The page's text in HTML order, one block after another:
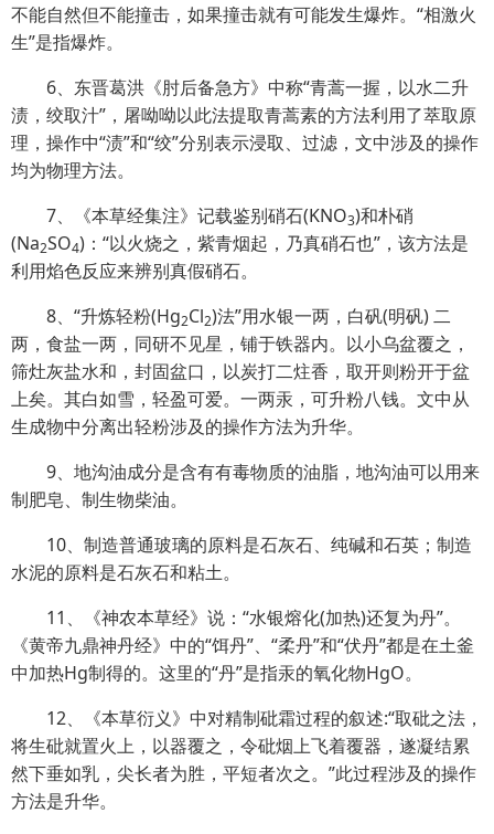
不能自然但不能撞击，如果撞击就有可能发生爆炸。“相激火
生”是指爆炸。
6、东晋葛洪《肘后备急方》中称“青蒿一握，以水二升
渍，绞取汁”，屠呦呦以此法提取青蒿素的方法利用了萃取原
理，操作中“渍”和“绞”分别表示浸取、过滤，文中涉及的操作
均为物理方法。
7、《本草经集注》记载鉴别硝石(KNO3)和朴硝
(Na2SO4)：“以火烧之，紫青烟起，乃真硝石也”，该方法是
利用焰色反应来辨别真假硝石。
8、“升炼轻粉(Hg2Cl2)法”用水银一两，白矾(明矾) 二
两，食盐一两，同研不见星，铺于铁器内。以小乌盆覆之，
筛灶灰盐水和，封固盆口，以炭打二炷香，取开则粉开于盆
上矣。其白如雪，轻盈可爱。一两汞，可升粉八钱。文中从
生成物中分离出轻粉涉及的操作方法为升华。
9、地沟油成分是含有有毒物质的油脂，地沟油可以用来
制肥皂、制生物柴油。
10、制造普通玻璃的原料是石灰石、纯碱和石英；制造
水泥的原料是石灰石和粘土。
11、《神农本草经》说：“水银熔化(加热)还复为丹”。
《黄帝九鼎神丹经》中的“饵丹”、“柔丹”和“伏丹”都是在土釜
中加热Hg制得的。这里的“丹”是指汞的氧化物HgO。
12、《本草衍义》中对精制砒霜过程的叙述:“取砒之法，
将生砒就置火上，以器覆之，令砒烟上飞着覆器，遂凝结累
然下垂如乳，尖长者为胜，平短者次之。”此过程涉及的操作
方法是升华。